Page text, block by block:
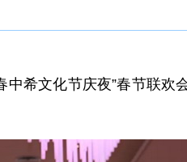
希文化节庆夜”春节联